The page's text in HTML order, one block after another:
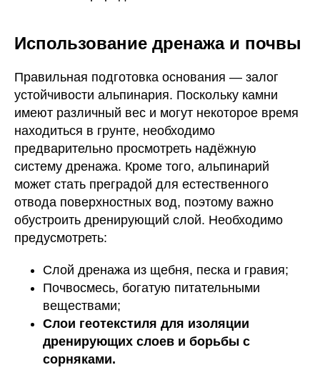
Использование дренажа и почвы
Правильная подготовка основания — залог
устойчивости альпинария. Поскольку камни
имеют различный вес и могут некоторое время
находиться в грунте, необходимо
предварительно просмотреть надёжную
систему дренажа. Кроме того, альпинарий
может стать преградой для естественного
отвода поверхностных вод, поэтому важно
обустроить дренирующий слой. Необходимо
предусмотреть:
Слой дренажа из щебня, песка и гравия;
Почвосмесь, богатую питательными
веществами;
Слои геотекстиля для изоляции
дренирующих слоев и борьбы с
сорняками.